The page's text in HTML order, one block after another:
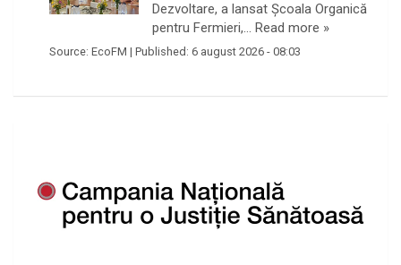
Dezvoltare, a lansat Școala Organică
pentru Fermieri,… Read more »
Source: EcoFM | Published: 6 august 2026 - 08:03